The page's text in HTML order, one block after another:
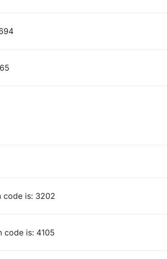
code is: 3202
code is: 4105